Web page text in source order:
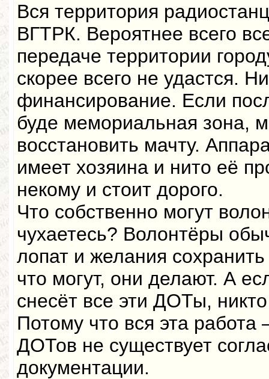
Вся территория
ВГТРК. Вероятнее всего
передаче территории
скорее всего не удастся.
финансирование. Если
буде мемориальная зона,
восстановить мачту.
имеет хозяина и нито её
некому и стоит дорого.
Что собственно могут
чухаетесь? Волонтёры
лопат и желания
что могут, они делают. А
снесёт все эти ДОТы,
Потому что вся эта
ДОТов не существует
документации.